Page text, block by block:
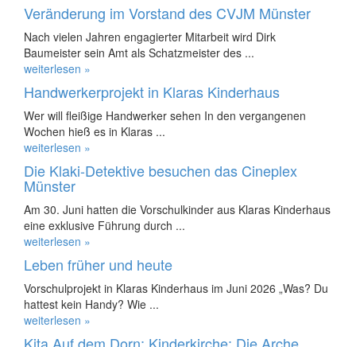
Veränderung im Vorstand des CVJM Münster
Nach vielen Jahren engagierter Mitarbeit wird Dirk
Baumeister sein Amt als Schatzmeister des ...
weiterlesen »
Handwerkerprojekt in Klaras Kinderhaus
Wer will fleißige Handwerker sehen In den vergangenen
Wochen hieß es in Klaras ...
weiterlesen »
Die Klaki-Detektive besuchen das Cineplex
Münster
Am 30. Juni hatten die Vorschulkinder aus Klaras Kinderhaus
eine exklusive Führung durch ...
weiterlesen »
Leben früher und heute
Vorschulprojekt in Klaras Kinderhaus im Juni 2026 „Was? Du
hattest kein Handy? Wie ...
weiterlesen »